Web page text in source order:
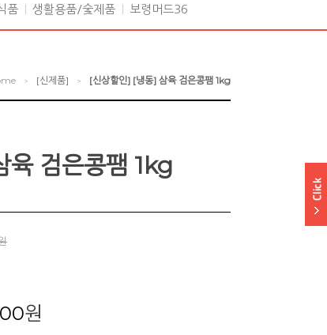
품 생활용품/숯제품 보령머드36
> [신제품] > [신상할인] [냉동] 삼육 검은콩팸 1kg
육 검은콩팸 1kg
원